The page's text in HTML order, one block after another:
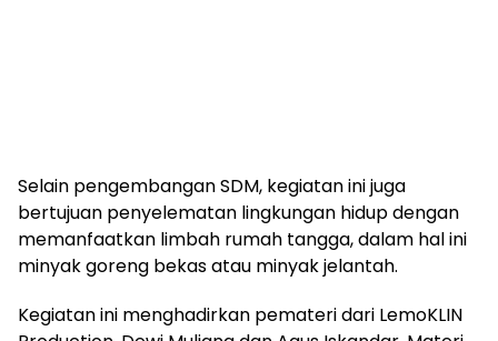
Selain pengembangan SDM, kegiatan ini juga
bertujuan penyelematan lingkungan hidup dengan
memanfaatkan limbah rumah tangga, dalam hal ini
minyak goreng bekas atau minyak jelantah.
Kegiatan ini menghadirkan pemateri dari LemoKLIN